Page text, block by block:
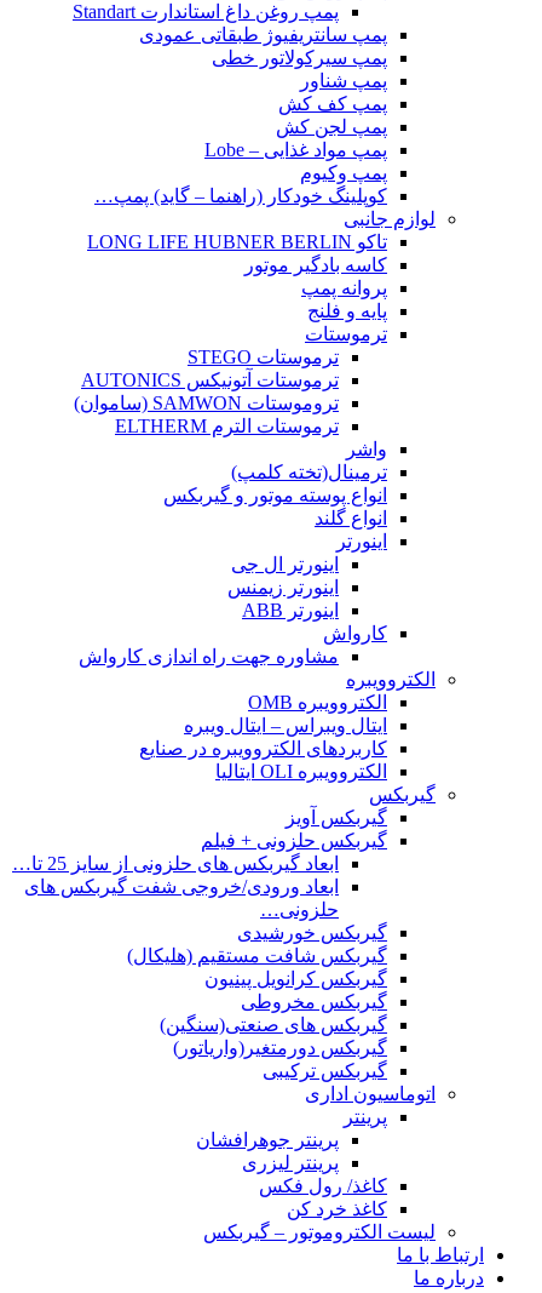
پمپ روغن داغ استاندارت Standart
پمپ سانتریفیوژ طبقاتی عمودی
پمپ سیرکولاتور خطی
پمپ شناور
پمپ کف کش
پمپ لجن کش
پمپ مواد غذایی – Lobe
پمپ وکیوم
کوپلینگ خودکار (راهنما – گاید) پمپ…
لوازم جانبی
تاکو LONG LIFE HUBNER BERLIN
کاسه بادگیر موتور
پروانه پمپ
پایه و فلنج
ترموستات
ترموستات STEGO
ترموستات آتونیکس AUTONICS
تروموستات SAMWON (ساموان)
ترموستات الترم ELTHERM
واشر
ترمینال(تخته کلمپ)
انواع پوسته موتور و گیربکس
انواع گلند
اینورتر
اینورتر ال جی
اینورتر زیمنس
اینورتر ABB
کارواش
مشاوره جهت راه اندازی کارواش
الکتروویبره
الکتروویبره OMB
ایتال ویبراس – ایتال ویبره
کاربردهای الکتروویبره در صنایع
الکتروویبره OLI ایتالیا
گیربکس
گیربکس آویز
گیربکس حلزونی + فیلم
ابعاد گیربکس های حلزونی از سایز 25 تا…
ابعاد ورودی/خروجی شفت گیربکس های
حلزونی…
گیربکس خورشیدی
گیربکس شافت مستقیم (هلیکال)
گیربکس کرانویل پینیون
گیربکس مخروطی
گیربکس های صنعتی(سنگین)
گیربکس دورمتغیر(واریاتور)
گیربکس ترکیبی
اتوماسیون اداری
پرینتر
پرینتر جوهرافشان
پرینتر لیزری
کاغذ/ رول فکس
کاغذ خرد کن
لیست الکتروموتور – گیربکس
ارتباط با ما
درباره ما